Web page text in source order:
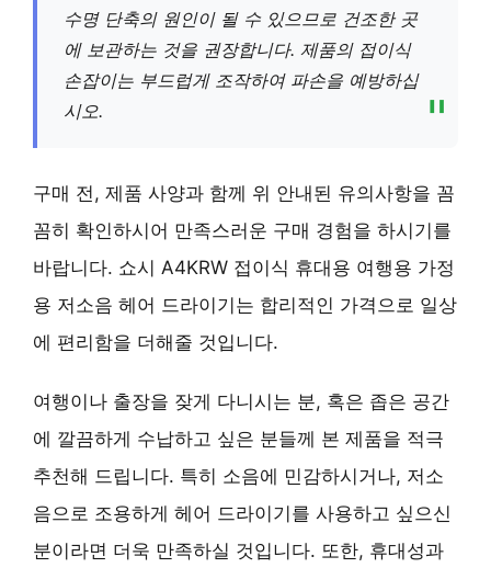
수명 단축의 원인이 될 수 있으므로 건조한 곳
에 보관하는 것을 권장합니다. 제품의 접이식
손잡이는 부드럽게 조작하여 파손을 예방하십
시오.
구매 전, 제품 사양과 함께 위 안내된 유의사항을 꼼
꼼히 확인하시어 만족스러운 구매 경험을 하시기를
바랍니다. 쇼시 A4KRW 접이식 휴대용 여행용 가정
용 저소음 헤어 드라이기는 합리적인 가격으로 일상
에 편리함을 더해줄 것입니다.
여행이나 출장을 잦게 다니시는 분, 혹은 좁은 공간
에 깔끔하게 수납하고 싶은 분들께 본 제품을 적극
추천해 드립니다. 특히 소음에 민감하시거나, 저소
음으로 조용하게 헤어 드라이기를 사용하고 싶으신
분이라면 더욱 만족하실 것입니다. 또한, 휴대성과